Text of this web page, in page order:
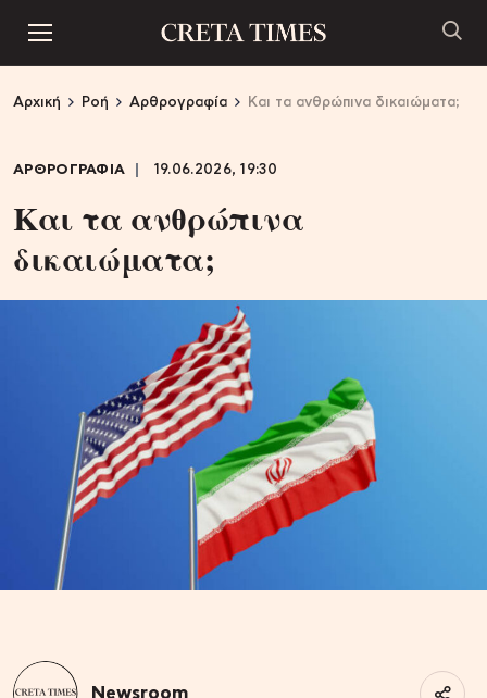
Αρχική Ροή Αρθρογραφία Kαι τα ανθρώπινα δικαιώματα;
ΑΡΘΡΟΓΡΑΦΙΑ 19.06.2026, 19:30
Kαι τα ανθρώπινα
δικαιώματα;
Newsroom